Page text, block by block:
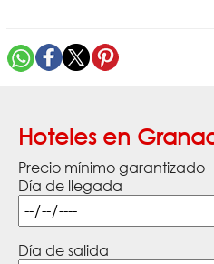
Hoteles en
Precio mínimo garantizado
Día de llegada
Día de salida